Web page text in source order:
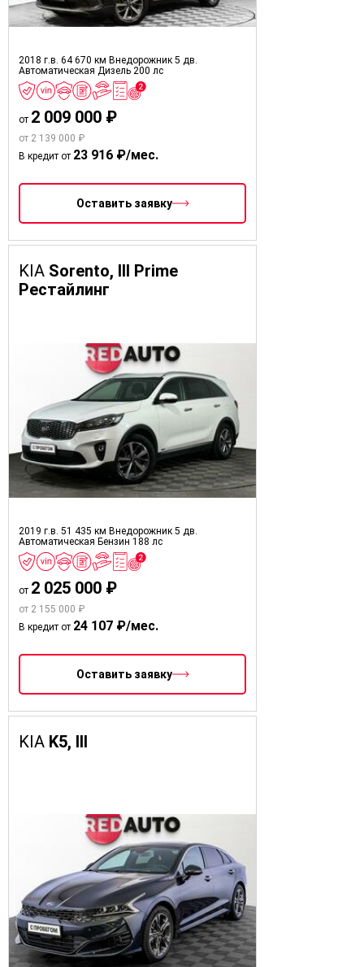
2018 г.в. 64 670 км Внедорожник 5 дв.
Автоматическая Дизель 200 лс
от 2 009 000 ₽
от 2 139 000 ₽
В кредит от 23 916 ₽/мес.
Оставить заявку
KIA Sorento, III Prime
Рестайлинг
2019 г.в. 51 435 км Внедорожник 5 дв.
Автоматическая Бензин 188 лс
от 2 025 000 ₽
от 2 155 000 ₽
В кредит от 24 107 ₽/мес.
Оставить заявку
KIA K5, III